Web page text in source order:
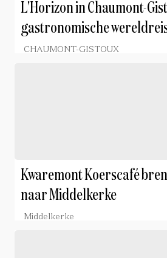
L'Horizon in Chaumont-
gastronomische
familiale visie
CHAUMONT-GISTOUX
Kwaremont Koerscafé
naar Middelkerke
Middelkerke